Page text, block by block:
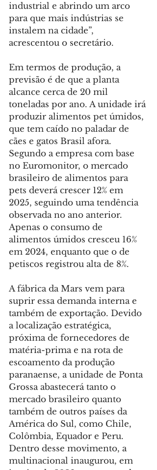
industrial e abrindo um arco
para que mais indústrias se
instalem na cidade”,
acrescentou o secretário.
Em termos de produção, a
previsão é de que a planta
alcance cerca de 20 mil
toneladas por ano. A unidade irá
produzir alimentos pet úmidos,
que tem caído no paladar de
cães e gatos Brasil afora.
Segundo a empresa com base
no Euromonitor, o mercado
brasileiro de alimentos para
pets deverá crescer 12% em
2025, seguindo uma tendência
observada no ano anterior.
Apenas o consumo de
alimentos úmidos cresceu 16%
em 2024, enquanto que o de
petiscos registrou alta de 8%.
A fábrica da Mars vem para
suprir essa demanda interna e
também de exportação. Devido
a localização estratégica,
próxima de fornecedores de
matéria-prima e na rota de
escoamento da produção
paranaense, a unidade de Ponta
Grossa abastecerá tanto o
mercado brasileiro quanto
também de outros países da
América do Sul, como Chile,
Colômbia, Equador e Peru.
Dentro desse movimento, a
multinacional inaugurou, em